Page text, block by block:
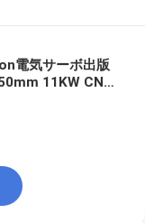
電気サーボ出版
11KW CNC